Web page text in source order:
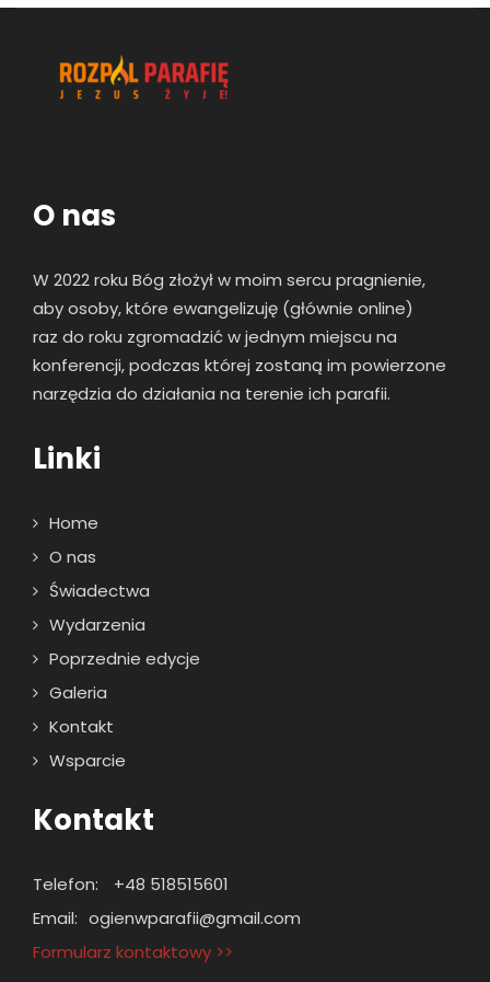
O nas
W 2022 roku Bóg złożył w moim sercu pragnienie,
aby osoby, które ewangelizuję (głównie online)
raz do roku zgromadzić w jednym miejscu na
konferencji, podczas której zostaną im powierzone
narzędzia do działania na terenie ich parafii.
Linki
Home
O nas
Świadectwa
Wydarzenia
Poprzednie edycje
Galeria
Kontakt
Wsparcie
Kontakt
Telefon:
+48 518515601
Email: ogienwparafii@gmail.com
Formularz kontaktowy >>